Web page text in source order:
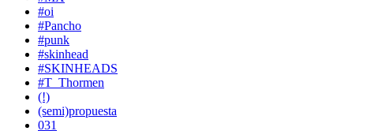
#oi
#Pancho
#punk
#skinhead
#SKINHEADS
#T_Thormen
(!)
(semi)propuesta
031